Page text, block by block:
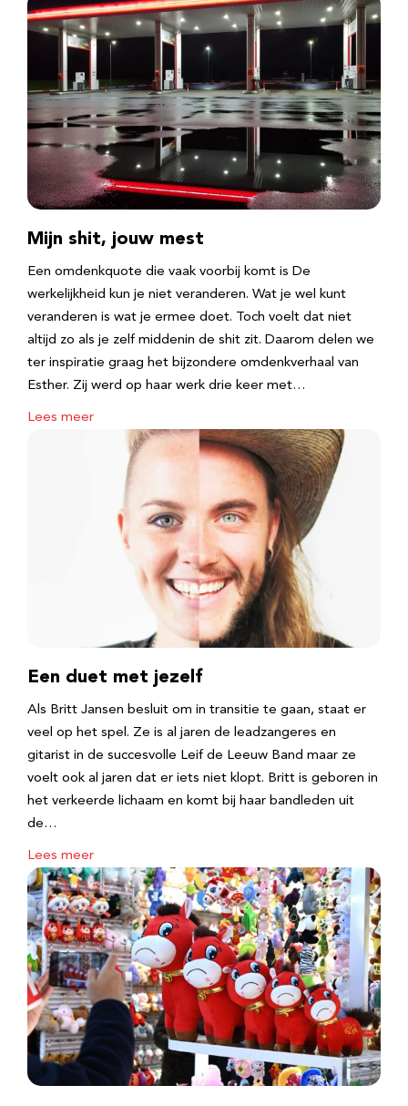
Mijn shit, jouw mest
Een omdenkquote die vaak voorbij komt is De
werkelijkheid kun je niet veranderen. Wat je wel kunt
veranderen is wat je ermee doet. Toch voelt dat niet
altijd zo als je zelf middenin de shit zit. Daarom delen we
ter inspiratie graag het bijzondere omdenkverhaal van
Esther. Zij werd op haar werk drie keer met…
Lees meer
Een duet met jezelf
Als Britt Jansen besluit om in transitie te gaan, staat er
veel op het spel. Ze is al jaren de leadzangeres en
gitarist in de succesvolle Leif de Leeuw Band maar ze
voelt ook al jaren dat er iets niet klopt. Britt is geboren in
het verkeerde lichaam en komt bij haar bandleden uit
de…
Lees meer